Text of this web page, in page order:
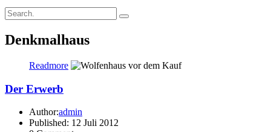
Denkmalhaus
Readmore
Der Erwerb
Author:admin
Published: 12 Juli 2012